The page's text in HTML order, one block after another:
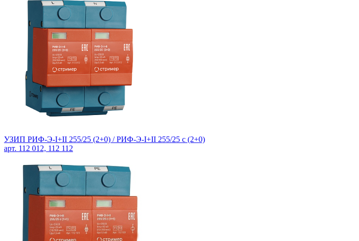
УЗИП РИФ-Э-I+II 255/25 (2+0) / РИФ-Э-I+II 255/25 с (2+0)
арт. 112 012, 112 112